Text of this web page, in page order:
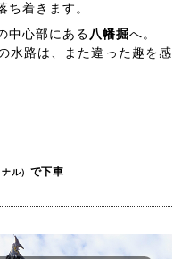
着きます。
中心部にある八幡掘へ。
水路は、また違った趣を感
ル） で下車